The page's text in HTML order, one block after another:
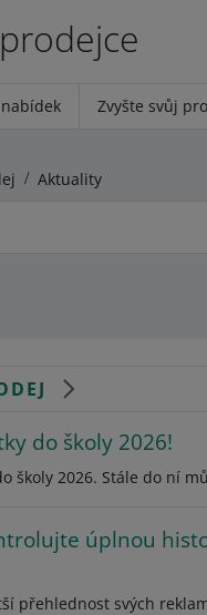
Zvyšte svůj
Aktuality
do školy 2026!
školy 2026. Stále do ní
úplnou
přehlednost svých